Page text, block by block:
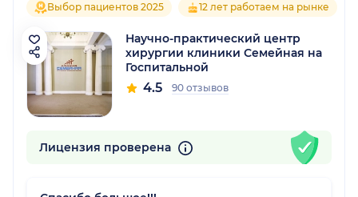
Выбор пациентов 2025 12 лет работаем на рынке
Научно-практический центр
хирургии клиники Семейная на
Госпитальной
4.5 90 отзывов
Лицензия проверена